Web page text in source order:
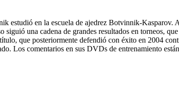
estudió en la escuela de ajedrez Botvinnik-
siguió una cadena de grandes resultados en torneos,
que posteriormente defendió con éxito en 2004
Los comentarios en sus DVDs de entrenamiento